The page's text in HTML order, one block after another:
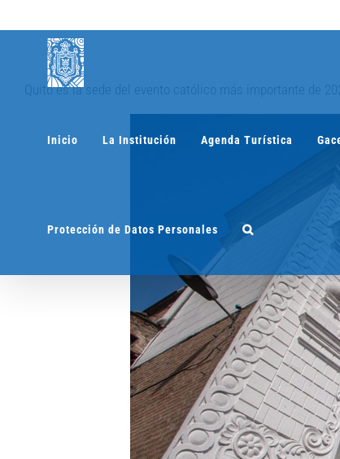
contenido
Inicio La Institución Agenda Turística
Protección de Datos Personales
Quito es la sede del evento católico más importante de